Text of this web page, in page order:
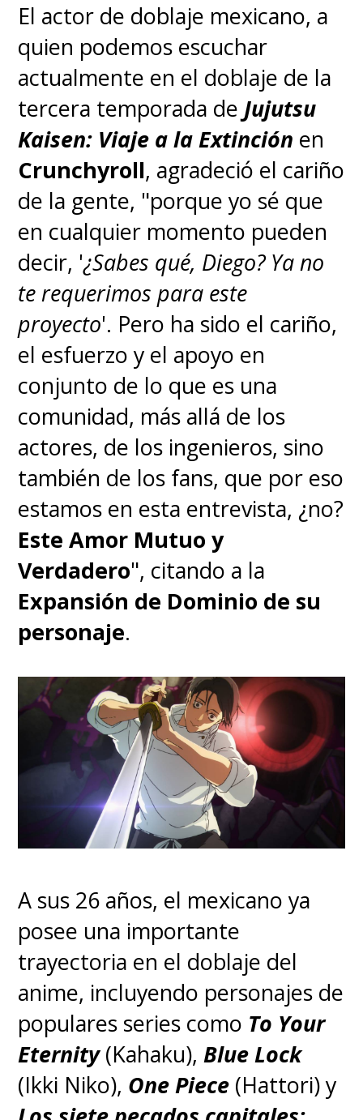
♦"¡Quiero vivir!"
La vida de "Robin" estuvo
marcada por el dolor y la
tragedia, siendo traicionada
constantemente por aquellos
que querían quedarse con la
enorme recompensa que
ofrecían por ella. Jamás confió
en nadie, hasta que se unió a la
tripulación de los Sombrero de
Paja. Ellos fueron a rescatarla
hasta Enies Lobby y no dudaron
en convertir al Gobierno
Mundial en su enemigo al
quemar su bandera. Finalmente
conoció a los compañeros que la
protegerán y, conmovida por
sus acciones, lanza un grito que
le sale desde el alma:"¡Quiero
vivir!". Entre lágrimas, les dice
con tremenda emoción que
quiere volver al mar con ellos. Y
eso es lo único que necesitaban
los Sombrero de Paja para
lanzarse a la batalla contra el
CP9 y salvar a su compañera.
El actor de doblaje mexicano, a
quien podemos escuchar
actualmente en el doblaje de la
tercera temporada de Jujutsu
Kaisen: Viaje a la Extinción en
Crunchyroll, agradeció el cariño
de la gente, "porque yo sé que
en cualquier momento pueden
decir, '¿Sabes qué, Diego? Ya no
te requerimos para este
proyecto'. Pero ha sido el cariño,
el esfuerzo y el apoyo en
conjunto de lo que es una
comunidad, más allá de los
actores, de los ingenieros, sino
también de los fans, que por eso
estamos en esta entrevista, ¿no?
Este Amor Mutuo y
Verdadero", citando a la
Expansión de Dominio de su
personaje.
A sus 26 años, el mexicano ya
posee una importante
trayectoria en el doblaje del
anime, incluyendo personajes de
populares series como To Your
Eternity(Kahaku),Blue Lock
(Ikki Niko), One Piece (Hattori) y